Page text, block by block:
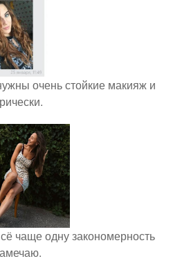
очень стойкие макияж и
чаще одну закономерность